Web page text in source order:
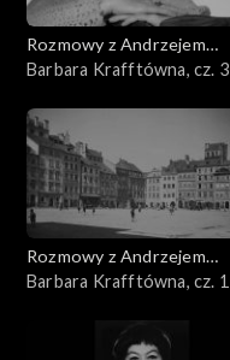
Rozmowy z Andrzejem
Doboszem
Barbara Krafftówna, cz. 3
Rozmowy z Andrzejem
Doboszem
Barbara Krafftówna, cz. 1